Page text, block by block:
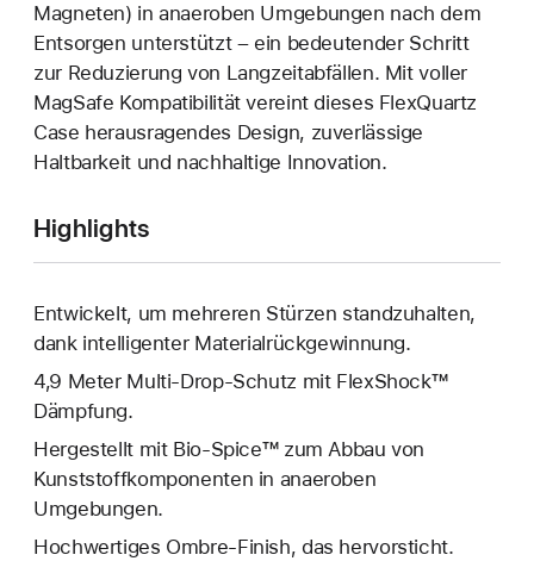
Magneten) in anaeroben Umgebungen nach dem
Entsorgen unterstützt – ein bedeutender Schritt
zur Reduzierung von Langzeitabfällen. Mit voller
MagSafe Kompatibilität vereint dieses FlexQuartz
Case herausragendes Design, zuverlässige
Haltbarkeit und nachhaltige Innovation.
Highlights
Entwickelt, um mehreren Stürzen standzuhalten,
dank intelligenter Materialrückgewinnung.
4,9 Meter Multi-Drop-Schutz mit FlexShock™
Dämpfung.
Hergestellt mit Bio-Spice™ zum Abbau von
Kunststoffkomponenten in anaeroben
Umgebungen.
Hochwertiges Ombre-Finish, das hervorsticht.